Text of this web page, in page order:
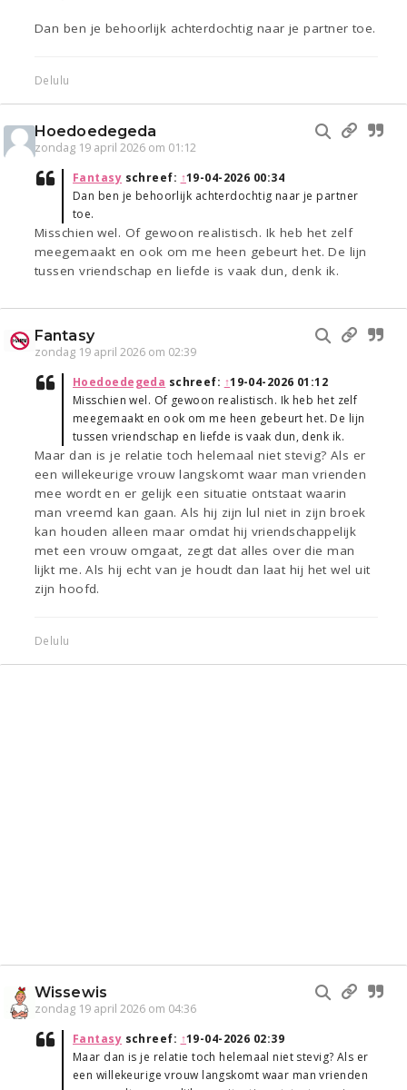
Dan ben je behoorlijk achterdochtig naar je partner toe.
Delulu
Hoedoedegeda
zondag 19 april 2026 om 01:12
Fantasy schreef: ↑19-04-2026 00:34
Dan ben je behoorlijk achterdochtig naar je partner
toe.
Misschien wel. Of gewoon realistisch. Ik heb het zelf
meegemaakt en ook om me heen gebeurt het. De lijn
tussen vriendschap en liefde is vaak dun, denk ik.
Fantasy
zondag 19 april 2026 om 02:39
Hoedoedegeda schreef: ↑19-04-2026 01:12
Misschien wel. Of gewoon realistisch. Ik heb het zelf
meegemaakt en ook om me heen gebeurt het. De lijn
tussen vriendschap en liefde is vaak dun, denk ik.
Maar dan is je relatie toch helemaal niet stevig? Als er
een willekeurige vrouw langskomt waar man vrienden
mee wordt en er gelijk een situatie ontstaat waarin
man vreemd kan gaan. Als hij zijn lul niet in zijn broek
kan houden alleen maar omdat hij vriendschappelijk
met een vrouw omgaat, zegt dat alles over die man
lijkt me. Als hij echt van je houdt dan laat hij het wel uit
zijn hoofd.
Delulu
Wissewis
zondag 19 april 2026 om 04:36
Fantasy schreef: ↑19-04-2026 02:39
Maar dan is je relatie toch helemaal niet stevig? Als er
een willekeurige vrouw langskomt waar man vrienden